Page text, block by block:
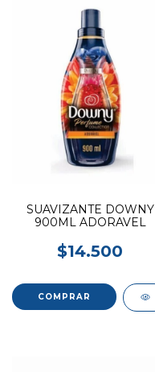
SUAVIZANTE DOWNY
900ML ADORAVEL
$14.500